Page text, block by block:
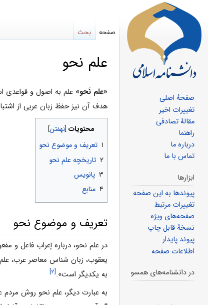
علم نحو
پرش
به
ناوبری
پرش
به
جستجو
«علم نَحو» علم به اصول و قواعدی
هدف آن نیز حفظ زبان عربی از
محتویات
۱ تعریف و موضوع نحو
۲ تاریخچه علم نحو
۳ پانویس
۴ منابع
تعریف و موضوع نحو
در علم نحو، درباره إعراب فاعل و
یعقوب، زبان شناس معاصر عرب،
به یکدیگر است».[۲]
به عبارت دیگر، علم نحو روش
صفحه بحث
صفحهٔ اصلی
تغییرات اخیر
مقالهٔ تصادفی
راهنما
درباره ما
تماس با ما
ابزارها
پیوندها به این صفحه
تغییرات مرتبط
صفحه‌های ویژه
نسخهٔ قابل چاپ
پیوند پایدار
اطلاعات صفحه
در دانشنامه‌های همسو